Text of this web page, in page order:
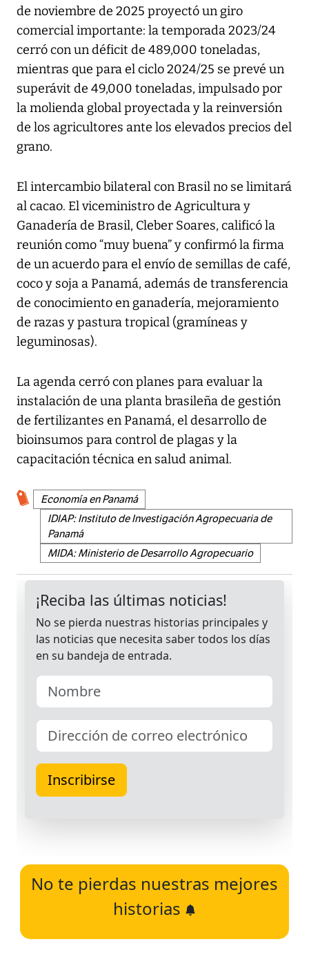
de noviembre de 2025 proyectó un giro
comercial importante: la temporada 2023/24
cerró con un déficit de 489,000 toneladas,
mientras que para el ciclo 2024/25 se prevé un
superávit de 49,000 toneladas, impulsado por
la molienda global proyectada y la reinversión
de los agricultores ante los elevados precios del
grano.
El intercambio bilateral con Brasil no se limitará
al cacao. El viceministro de Agricultura y
Ganadería de Brasil, Cleber Soares, calificó la
reunión como “muy buena” y confirmó la firma
de un acuerdo para el envío de semillas de café,
coco y soja a Panamá, además de transferencia
de conocimiento en ganadería, mejoramiento
de razas y pastura tropical (gramíneas y
leguminosas).
La agenda cerró con planes para evaluar la
instalación de una planta brasileña de gestión
de fertilizantes en Panamá, el desarrollo de
bioinsumos para control de plagas y la
capacitación técnica en salud animal.
Economía en Panamá
IDIAP: Instituto de Investigación Agropecuaria de
Panamá
MIDA: Ministerio de Desarrollo Agropecuario
No te pierdas nuestras mejores
historias